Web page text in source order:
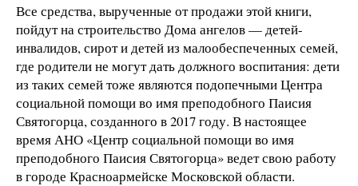
Все средства, вырученные от продажи этой книги,
пойдут на строительство Дома ангелов — детей-
инвалидов, сирот и детей из малообеспеченных семей,
где родители не могут дать должного воспитания: дети
из таких семей тоже являются подопечными Центра
социальной помощи во имя преподобного Паисия
Святогорца, созданного в 2017 году. В настоящее
время АНО «Центр социальной помощи во имя
преподобного Паисия Святогорца» ведет свою работу
в городе Красноармейске Московской области.